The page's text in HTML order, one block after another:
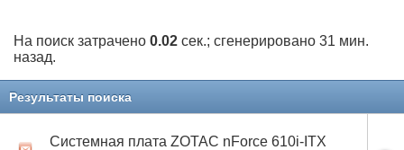
На поиск затрачено 0.02 сек.; сгенерировано 31 мин.
назад.
Результаты поиска
Системная плата ZOTAC nForce 610i-ITX